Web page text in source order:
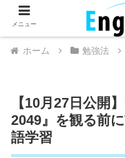
英語が話
ホーム 勉強法
【10月27日公開
2049』を観る前
語学習
メニュー